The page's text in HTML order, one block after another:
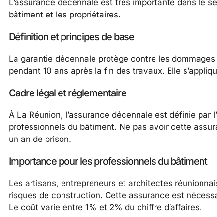
L’assurance décennale est très importante dans le
bâtiment et les propriétaires.
Définition et principes de base
La garantie décennale protège contre les
pendant 10 ans après la fin des travaux. Elle
Cadre légal et réglementaire
À La Réunion, l’assurance décennale est définie
professionnels du bâtiment. Ne pas avoir cette
un an de prison.
Importance pour les professionnels du bâtiment
Les artisans, entrepreneurs et architectes
risques de construction. Cette assurance est
Le coût varie entre 1% et 2% du chiffre d’affaires.